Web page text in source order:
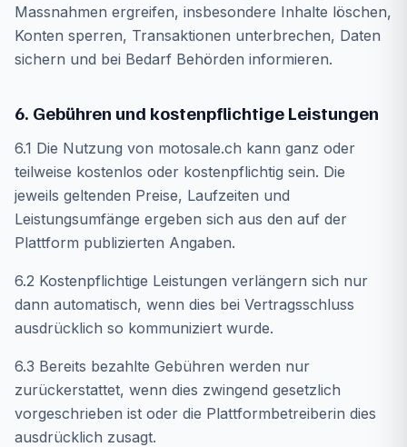
Massnahmen ergreifen, insbesondere Inhalte löschen,
Konten sperren, Transaktionen unterbrechen, Daten
sichern und bei Bedarf Behörden informieren.
6. Gebühren und kostenpflichtige Leistungen
6.1 Die Nutzung von motosale.ch kann ganz oder
teilweise kostenlos oder kostenpflichtig sein. Die
jeweils geltenden Preise, Laufzeiten und
Leistungsumfänge ergeben sich aus den auf der
Plattform publizierten Angaben.
6.2 Kostenpflichtige Leistungen verlängern sich nur
dann automatisch, wenn dies bei Vertragsschluss
ausdrücklich so kommuniziert wurde.
6.3 Bereits bezahlte Gebühren werden nur
zurückerstattet, wenn dies zwingend gesetzlich
vorgeschrieben ist oder die Plattformbetreiberin dies
ausdrücklich zusagt.